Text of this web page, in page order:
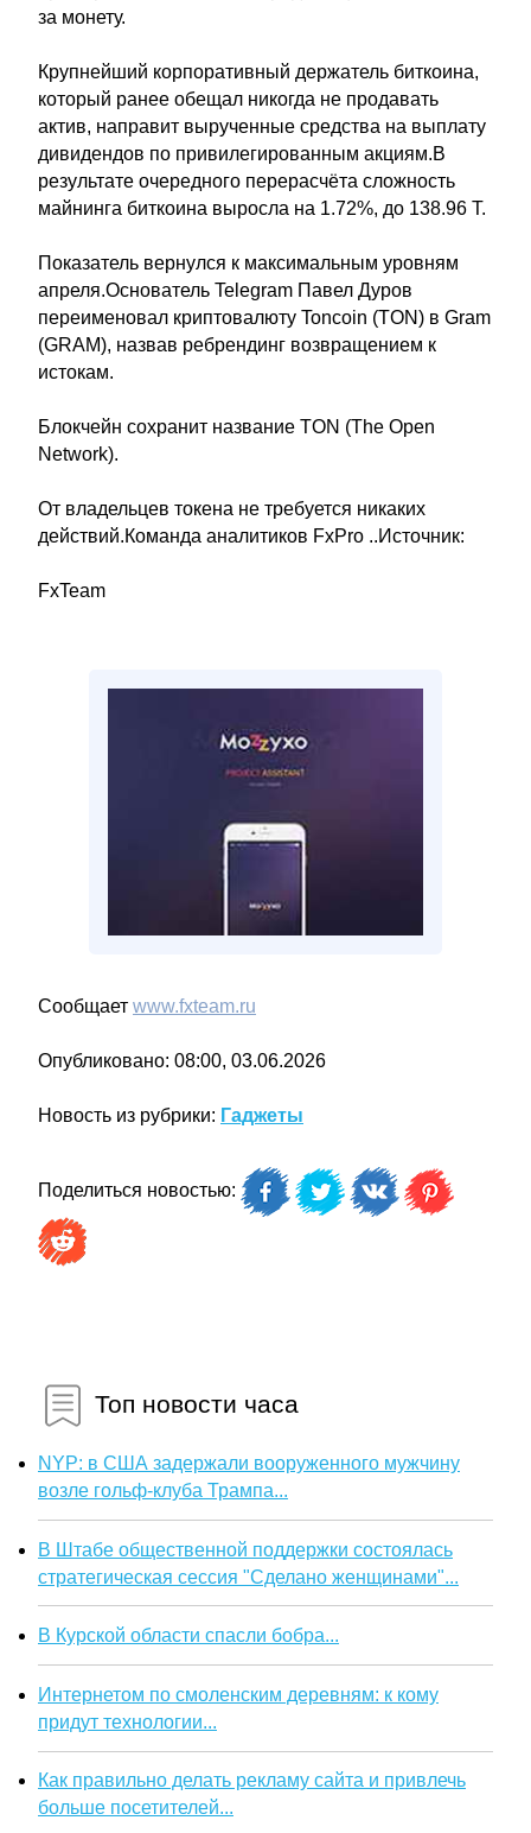
за монету.
Крупнейший корпоративный держатель биткоина,
который ранее обещал никогда не продавать
актив, направит вырученные средства на выплату
дивидендов по привилегированным акциям.В
результате очередного перерасчёта сложность
майнинга биткоина выросла на 1.72%, до 138.96 T.
Показатель вернулся к максимальным уровням
апреля.Основатель Telegram Павел Дуров
переименовал криптовалюту Toncoin (TON) в Gram
(GRAM), назвав ребрендинг возвращением к
истокам.
Блокчейн сохранит название TON (The Open
Network).
От владельцев токена не требуется никаких
действий.Команда аналитиков FxPro ..Источник:
FxTeam
Сообщает www.fxteam.ru
Опубликовано: 08:00, 03.06.2026
Новость из рубрики: Гаджеты
Поделиться новостью:
Топ новости часа
NYP: в США задержали вооруженного мужчину
возле гольф-клуба Трампа...
В Штабе общественной поддержки состоялась
стратегическая сессия "Сделано женщинами"...
В Курской области спасли бобра...
Интернетом по смоленским деревням: к кому
придут технологии...
Как правильно делать рекламу сайта и привлечь
больше посетителей...